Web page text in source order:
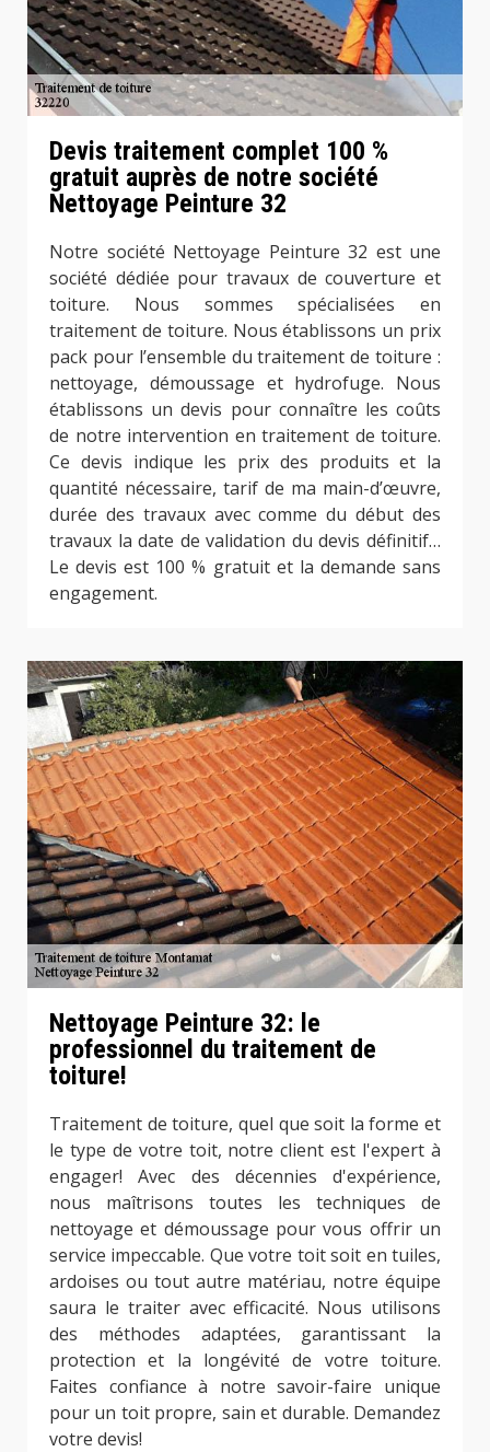
Devis traitement complet 100 %
gratuit auprès de notre société
Nettoyage Peinture 32
Notre société Nettoyage Peinture 32 est une
société dédiée pour travaux de couverture et
toiture. Nous sommes spécialisées en
traitement de toiture. Nous établissons un prix
pack pour l’ensemble du traitement de toiture :
nettoyage, démoussage et hydrofuge. Nous
établissons un devis pour connaître les coûts
de notre intervention en traitement de toiture.
Ce devis indique les prix des produits et la
quantité nécessaire, tarif de ma main-d’œuvre,
durée des travaux avec comme du début des
travaux la date de validation du devis définitif…
Le devis est 100 % gratuit et la demande sans
engagement.
Nettoyage Peinture 32: le
professionnel du traitement de
toiture!
Traitement de toiture, quel que soit la forme et
le type de votre toit, notre client est l'expert à
engager! Avec des décennies d'expérience,
nous maîtrisons toutes les techniques de
nettoyage et démoussage pour vous offrir un
service impeccable. Que votre toit soit en tuiles,
ardoises ou tout autre matériau, notre équipe
saura le traiter avec efficacité. Nous utilisons
des méthodes adaptées, garantissant la
protection et la longévité de votre toiture.
Faites confiance à notre savoir-faire unique
pour un toit propre, sain et durable. Demandez
votre devis!